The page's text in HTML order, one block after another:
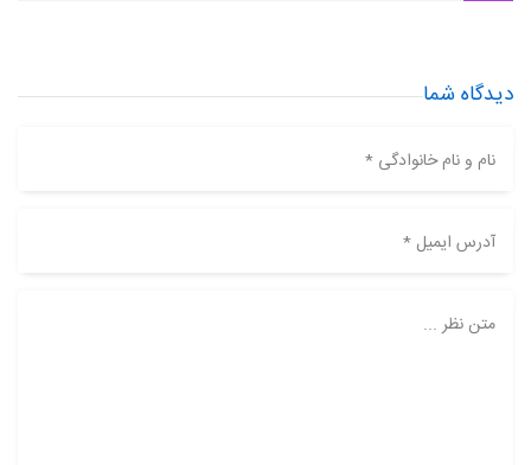
دیدگاه شما
نام و نام خانوادگی *
آدرس ایمیل *
متن نظر ...